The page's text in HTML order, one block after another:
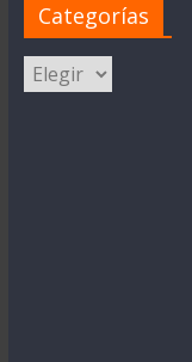
Categorías
Categorías